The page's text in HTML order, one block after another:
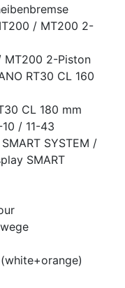
/ MT200 2-
MT200 2-Piston
RT30 CL 160
CL 180 mm
/ 11-43
SYSTEM /
SMART